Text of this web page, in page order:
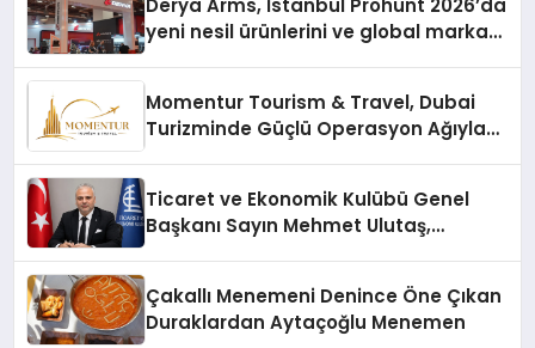
Derya Arms, İstanbul Prohunt 2026’da
yeni nesil ürünlerini ve global marka
Momentur Tourism & Travel, Dubai
Turizminde Güçlü Operasyon Ağıyla
Ticaret ve Ekonomik Kulübü Genel
Başkanı Sayın Mehmet Ulutaş,
Çakallı Menemeni Denince Öne Çıkan
Duraklardan Aytaçoğlu Menemen